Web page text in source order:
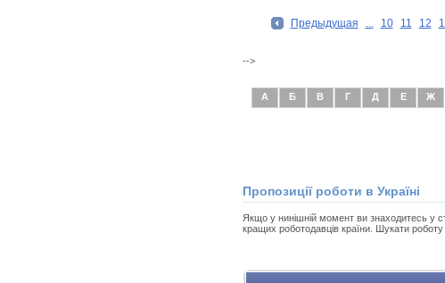
Предыдущая ... 10 11 12
-->
А Б В Г Д Е Ж
Пропозиції роботи в Україні
Якщо у нинішній момент ви знаходитесь у
кращих роботодавців країни. Шукати